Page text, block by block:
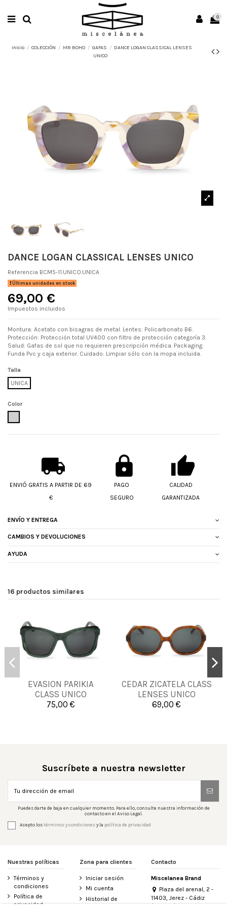
0
Inicio COLECCIÓN MR BOHO GAFAS
DANCE LOGAN CLASSICAL LENSES
UNICO
DANCE LOGAN CLASSICAL LENSES UNICO
Referencia BCM5-11.UNICO.UNICA
Últimas unidades en stock
69,00 €
Impuestos incluidos
Montura: Acetato con bisagras de metal. Lentes: Policarbonato B6.
Protección: Protección total UV400 con filtro de protección categoría 3.
Salud: Gafas de sol que no requieren prescripción médica. Packaging:
Funda Pvc y caja exterior. Cuidado: Limpiar sólo con la mopa incluida.
Talla
UNICA
Color
ENVIÓ GRATIS A PARTIR DE 69
€
PAGO
SEGURO
CALIDAD
GARANTIZADA
ENVÍO Y ENTREGA
CAMBIOS Y DEVOLUCIONES
AYUDA
16 productos similares
EVASION PARIKIA
CLASS UNICO
75,00 €
UNICA
Añadir al carrito
CEDAR ZICATELA CLASS
LENSES UNICO
69,00 €
UNICA
Añadir al carrito
Suscríbete a nuestra newsletter
Puedes darte de baja en cualquier momento. Para ello, consulte nuestra información de
contacto en el Aviso Legal.
Acepto lostérminos y condicionesy la política de privacidad
Nuestras políticas
Términos y
condiciones
Política de
privacidad
Zona para clientes
Iniciar sesión
Mi cuenta
Historial de
Contacto
Miscelanea Brand
Plaza del arenal, 2 -
11403, Jerez - Cádiz
(España)